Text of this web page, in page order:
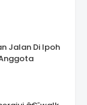
Jalan Di Ipoh